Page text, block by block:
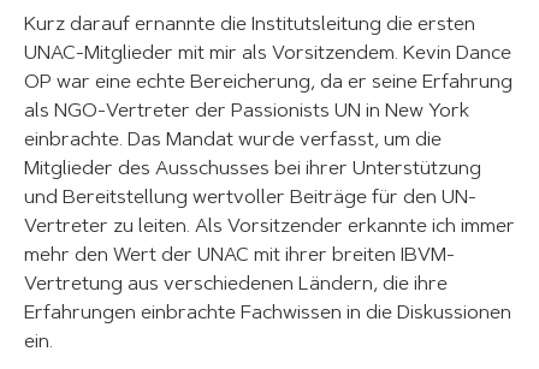
Kurz darauf ernannte die Institutsleitung die ersten
UNAC-Mitglieder mit mir als Vorsitzendem. Kevin Dance
OP war eine echte Bereicherung, da er seine Erfahrung
als NGO-Vertreter der Passionists UN in New York
einbrachte. Das Mandat wurde verfasst, um die
Mitglieder des Ausschusses bei ihrer Unterstützung
und Bereitstellung wertvoller Beiträge für den UN-
Vertreter zu leiten. Als Vorsitzender erkannte ich immer
mehr den Wert der UNAC mit ihrer breiten IBVM-
Vertretung aus verschiedenen Ländern, die ihre
Erfahrungen einbrachte Fachwissen in die Diskussionen
ein.